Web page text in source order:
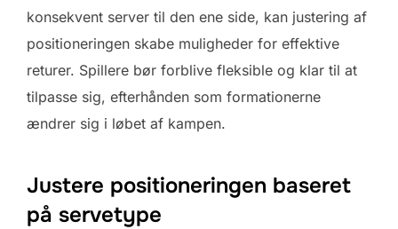
konsekvent server til den ene side, kan justering af
positioneringen skabe muligheder for effektive
returer. Spillere bør forblive fleksible og klar til at
tilpasse sig, efterhånden som formationerne
ændrer sig i løbet af kampen.
Justere positioneringen baseret
på servetype